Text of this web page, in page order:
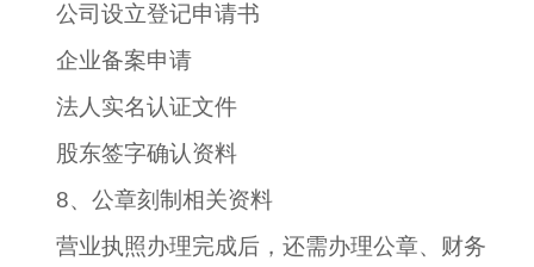
公司设立登记申请书
企业备案申请
法人实名认证文件
股东签字确认资料
8、公章刻制相关资料
营业执照办理完成后，还需办理公章、财务